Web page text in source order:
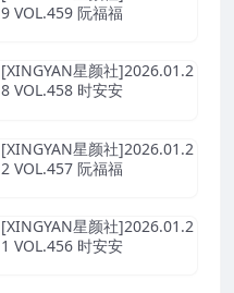
9 VOL.459 阮福福
[XINGYAN星颜社]2026.01.2
8 VOL.458 时安安
[XINGYAN星颜社]2026.01.2
2 VOL.457 阮福福
[XINGYAN星颜社]2026.01.2
1 VOL.456 时安安